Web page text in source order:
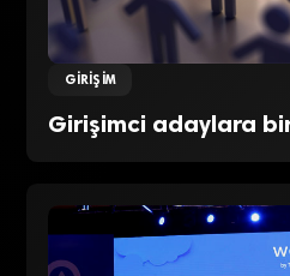
GIRIŞIM
Girişimci adaylara